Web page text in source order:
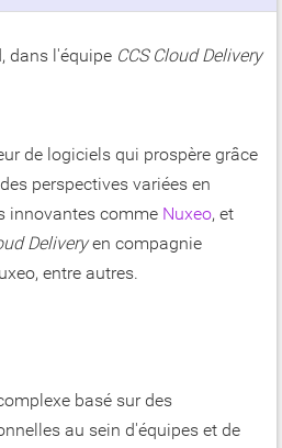
dans l'équipe CCS Cloud Delivery
de logiciels qui prospère grâce
perspectives variées en
innovantes comme Nuxeo, et
Deliveryen compagnie
entre autres.
basé sur des
au sein d'équipes et de